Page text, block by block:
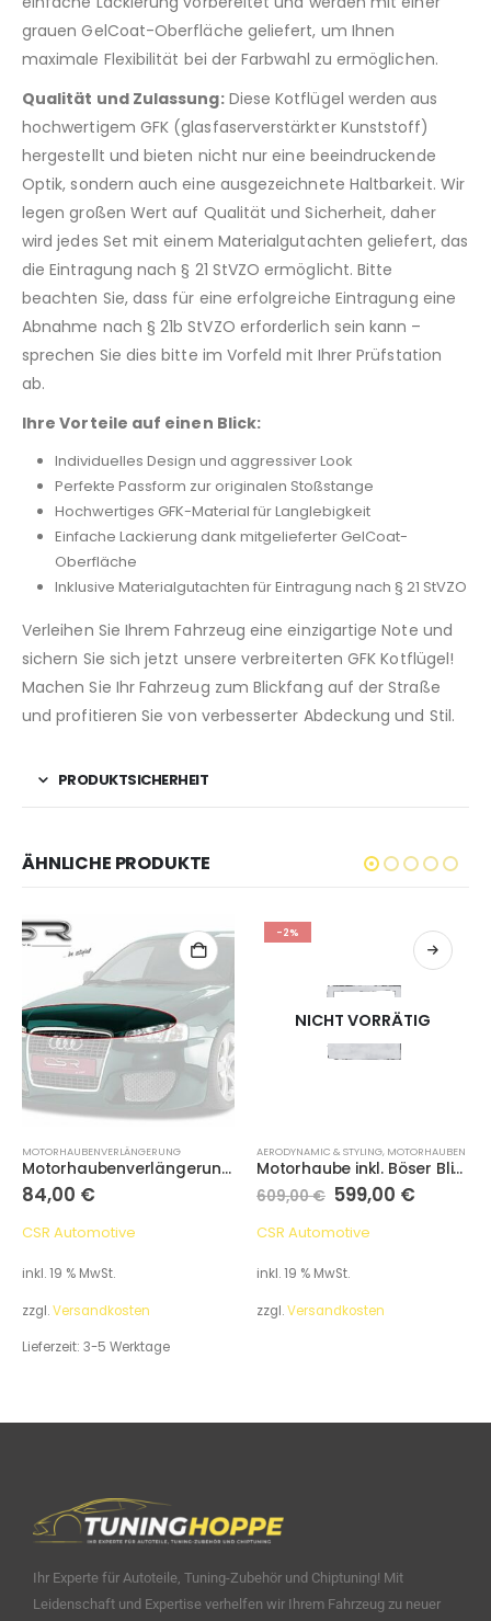
grauen GelCoat-Oberfläche geliefert, um Ihnen
maximale Flexibilität bei der Farbwahl zu ermöglichen.
Qualität und Zulassung:Diese Kotflügel werden aus
hochwertigem GFK (glasfaserverstärkter Kunststoff)
hergestellt und bieten nicht nur eine beeindruckende
Optik, sondern auch eine ausgezeichnete Haltbarkeit. Wir
legen großen Wert auf Qualität und Sicherheit, daher
wird jedes Set mit einem Materialgutachten geliefert, das
die Eintragung nach § 21 StVZO ermöglicht. Bitte
beachten Sie, dass für eine erfolgreiche Eintragung eine
Abnahme nach § 21b StVZO erforderlich sein kann –
sprechen Sie dies bitte im Vorfeld mit Ihrer Prüfstation
ab.
Ihre Vorteile auf einen Blick:
Individuelles Design und aggressiver Look
Perfekte Passform zur originalen Stoßstange
Hochwertiges GFK-Material für Langlebigkeit
Einfache Lackierung dank mitgelieferter GelCoat-
Oberfläche
Inklusive Materialgutachten für Eintragung nach § 21 StVZO
Verleihen Sie Ihrem Fahrzeug eine einzigartige Note und
sichern Sie sich jetzt unsere verbreiterten GFK Kotflügel!
Machen Sie Ihr Fahrzeug zum Blickfang auf der Straße
und profitieren Sie von verbesserter Abdeckung und Stil.
PRODUKTSICHERHEIT
ÄHNLICHE PRODUKTE
MOTORHAUBENVERLÄNGERUNG
Motorhaubenverlängerung, Audi A3 8L
84,00 €
CSR Automotive
inkl. 19 % MwSt.
zzgl.Versandkosten
Lieferzeit: 3-5 Werktage
-2%
NICHT VORRÄTIG
AERODYNAMIC & STYLING, MOTORHAUBEN
Motorhaube inkl. Böser Blick, Audi A6 C5 Typ 4B
609,00€ 599,00 €
CSR Automotive
inkl. 19 % MwSt.
zzgl.Versandkosten
Ihr Experte für Autoteile, Tuning-Zubehör und Chiptuning! Mit
Leidenschaft und Expertise verhelfen wir Ihrem Fahrzeug zu neuer